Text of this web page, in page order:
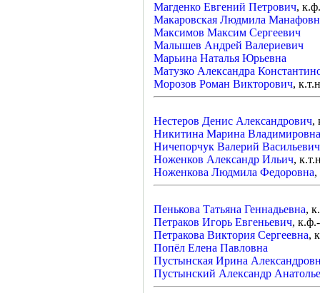
Магденко Евгений Петрович,
Макаровская Людмила
Максимов Максим Сергеевич
Малышев Андрей Валериевич
Марьина Наталья Юрьевна
Матузко Александра
Морозов Роман Викторович,
Нестеров Денис Александрович,
Никитина Марина Владимировна
Ничепорчук Валерий Васильевич
Ноженков Александр Ильич,
Ноженкова Людмила Федоровна,
Пенькова Татьяна Геннадьевна,
Петраков Игорь Евгеньевич,
Петракова Виктория Сергеевна,
Попёл Елена Павловна
Пустынская Ирина
Пустынский Александр